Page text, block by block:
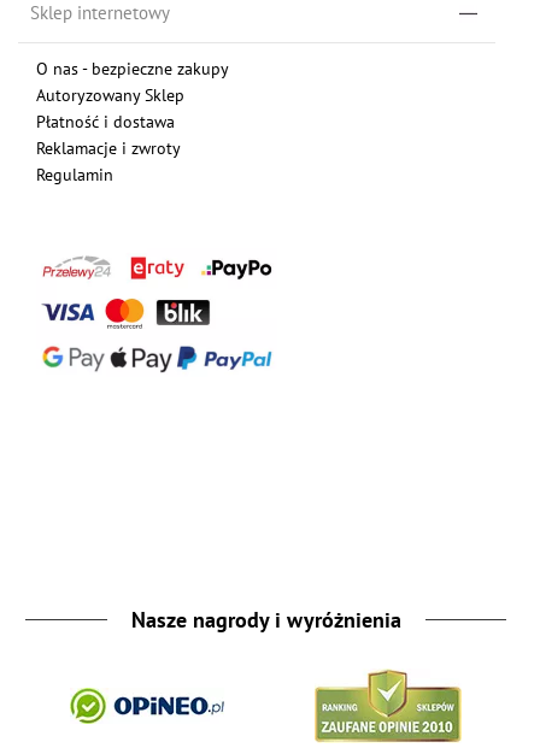
Sklep internetowy
O nas - bezpieczne zakupy
Autoryzowany Sklep
Płatność i dostawa
Reklamacje i zwroty
Regulamin
Nasze nagrody i wyróżnienia